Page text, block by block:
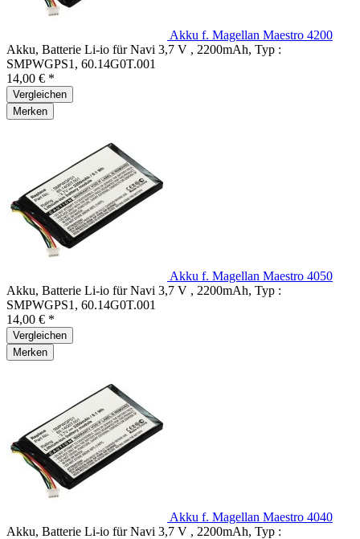
Akku f. Magellan Maestro 4200
Akku, Batterie Li-io für Navi 3,7 V , 2200mAh, Typ :
SMPWGPS1, 60.14G0T.001
14,00 € *
Vergleichen
Merken
Akku f. Magellan Maestro 4050
Akku, Batterie Li-io für Navi 3,7 V , 2200mAh, Typ :
SMPWGPS1, 60.14G0T.001
14,00 € *
Vergleichen
Merken
Akku f. Magellan Maestro 4040
Akku, Batterie Li-io für Navi 3,7 V , 2200mAh, Typ :